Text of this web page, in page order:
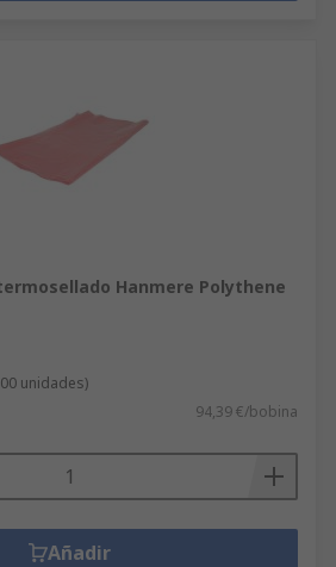
Hanmere Polythene
unidades)
94,39 €/bobina
Añadir